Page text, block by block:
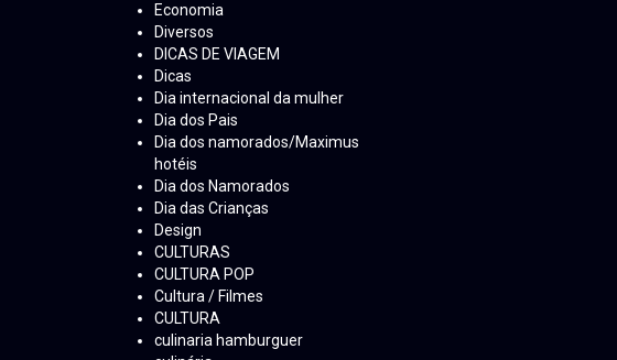
Economia
Diversos
DICAS DE VIAGEM
Dicas
Dia internacional da mulher
Dia dos Pais
Dia dos namorados/Maximus
hotéis
Dia dos Namorados
Dia das Crianças
Design
CULTURAS
CULTURA POP
Cultura / Filmes
CULTURA
culinaria hamburguer